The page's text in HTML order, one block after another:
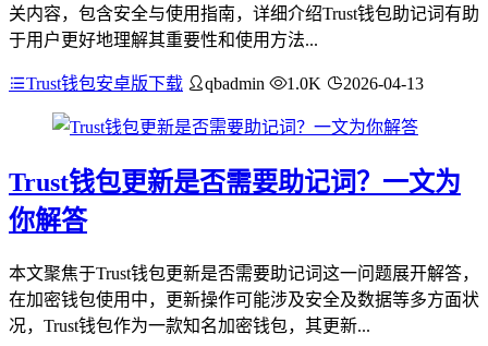
关内容，包含安全与使用指南，详细介绍Trust钱包助记词有助
于用户更好地理解其重要性和使用方法...
Trust钱包安卓版下载 qbadmin 1.0K 2026-04-13
Trust钱包更新是否需要助记词？一文为
你解答
本文聚焦于Trust钱包更新是否需要助记词这一问题展开解答，
在加密钱包使用中，更新操作可能涉及安全及数据等多方面状
况，Trust钱包作为一款知名加密钱包，其更新...